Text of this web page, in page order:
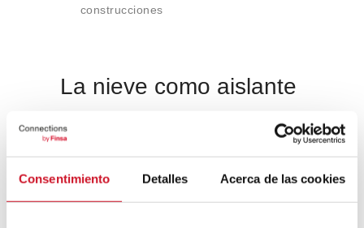
Consentimiento Detalles Acerca de las cookies
construcciones
La nieve como aislante
Lo que en un primer momento puede
parecer un inconveniente, se convierte en
una ventaja.Una nieve compacta contiene
un 50 % de aire. Este aire es el